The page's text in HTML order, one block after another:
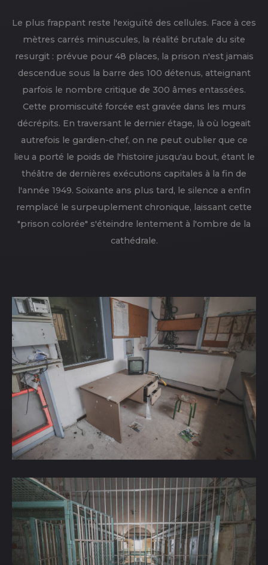
Le plus frappant reste l'exiguïté des cellules. Face à ces
mètres carrés minuscules, la réalité brutale du site
resurgit : prévue pour 48 places, la prison n'est jamais
descendue sous la barre des 100 détenus, atteignant
parfois le nombre critique de 300 âmes entassées.
Cette promiscuité forcée est gravée dans les murs
décrépits. En traversant le dernier étage, là où logeait
autrefois le gardien-chef, on ne peut oublier que ce
lieu a porté le poids de l'histoire jusqu'au bout, étant le
théâtre de dernières exécutions capitales à la fin de
l'année 1949. Soixante ans plus tard, le silence a enfin
remplacé le surpeuplement chronique, laissant cette
"prison colorée" s'éteindre lentement à l'ombre de la
cathédrale.